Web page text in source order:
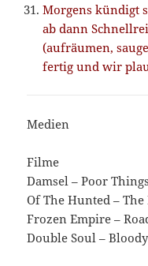
Morgens kündigt
ab dann
(aufräumen,
fertig und wir
Medien
Filme
Damsel – Poor
Of The Hunted –
Frozen Empire –
Double Soul –